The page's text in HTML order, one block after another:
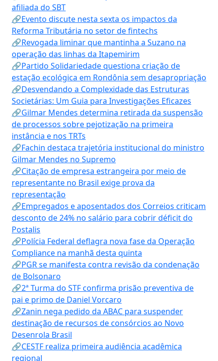
afiliada do SBT
🔗Evento discute nesta sexta os impactos da
Reforma Tributária no setor de fintechs
🔗Revogada liminar que mantinha a Suzano na
operação das linhas da Itapemirim
🔗Partido Solidariedade questiona criação de
estação ecológica em Rondônia sem desapropriação
🔗Desvendando a Complexidade das Estruturas
Societárias: Um Guia para Investigações Eficazes
🔗Gilmar Mendes determina retirada da suspensão
de processos sobre pejotização na primeira
instância e nos TRTs
🔗Fachin destaca trajetória institucional do ministro
Gilmar Mendes no Supremo
🔗Citação de empresa estrangeira por meio de
representante no Brasil exige prova da
representação
🔗Empregados e aposentados dos Correios criticam
desconto de 24% no salário para cobrir déficit do
Postalis
🔗Polícia Federal deflagra nova fase da Operação
Compliance na manhã desta quinta
🔗PGR se manifesta contra revisão da condenação
de Bolsonaro
🔗2ª Turma do STF confirma prisão preventiva de
pai e primo de Daniel Vorcaro
🔗Zanin nega pedido da ABAC para suspender
destinação de recursos de consórcios ao Novo
Desenrola Brasil
🔗CESTF realiza primeira audiência acadêmica
regional